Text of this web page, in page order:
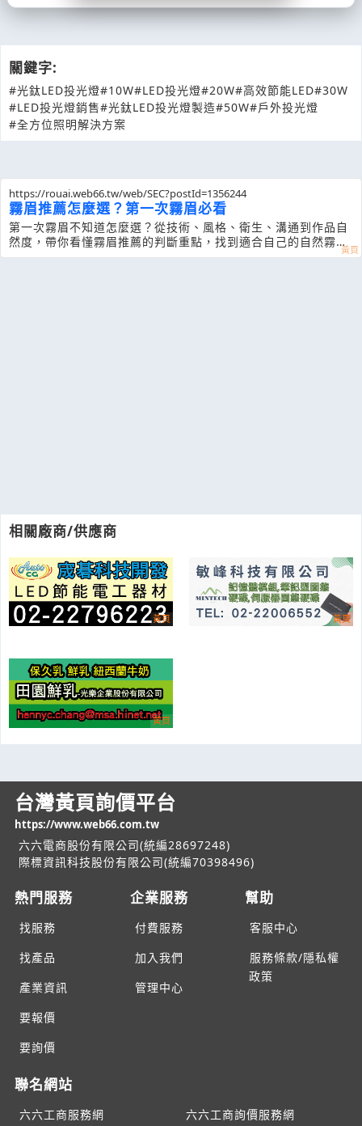
相關廠商/供應商
關鍵字:
#光鈦LED投光燈#10W#LED投光燈#20W#高效節能LED#30W
#LED投光燈銷售#光鈦LED投光燈製造#50W#戶外投光燈
#全方位照明解決方案
https://rouai.web66.tw/web/SEC?postId=1356244
霧眉推薦怎麼選？第一次霧眉必看
第一次霧眉不知道怎麼選？從技術、風格、衛生、溝通到作品自
然度，帶你看懂霧眉推薦的判斷重點，找到適合自己的自然霧眉
與眉型設計。
台灣黃頁詢價平台
https://www.web66.com.tw
六六電商股份有限公司(統編28697248)
際標資訊科技股份有限公司(統編70398496)
熱門服務
找服務
找產品
產業資訊
要報價
要詢價
企業服務
付費服務
加入我們
管理中心
幫助
客服中心
服務條款/隱私權
政策
聯名網站
六六工商服務網 六六工商詢價服務網